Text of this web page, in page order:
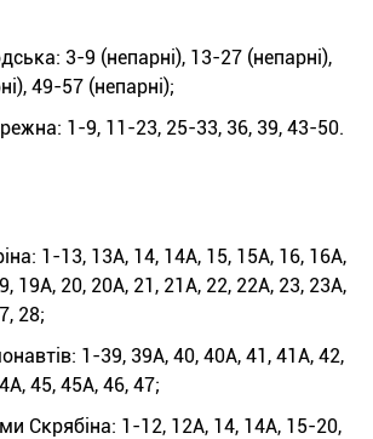
3-9 (непарні), 13-27 (непарні),
49-57 (непарні);
1-9, 11-23, 25-33, 36, 39, 43-50.
1-13, 13А, 14, 14А, 15, 15А, 16, 16А,
19А, 20, 20А, 21, 21А, 22, 22А, 23, 23А,
28;
1-39, 39А, 40, 40А, 41, 41А, 42,
45, 45А, 46, 47;
Скрябіна: 1-12, 12А, 14, 14А, 15-20,